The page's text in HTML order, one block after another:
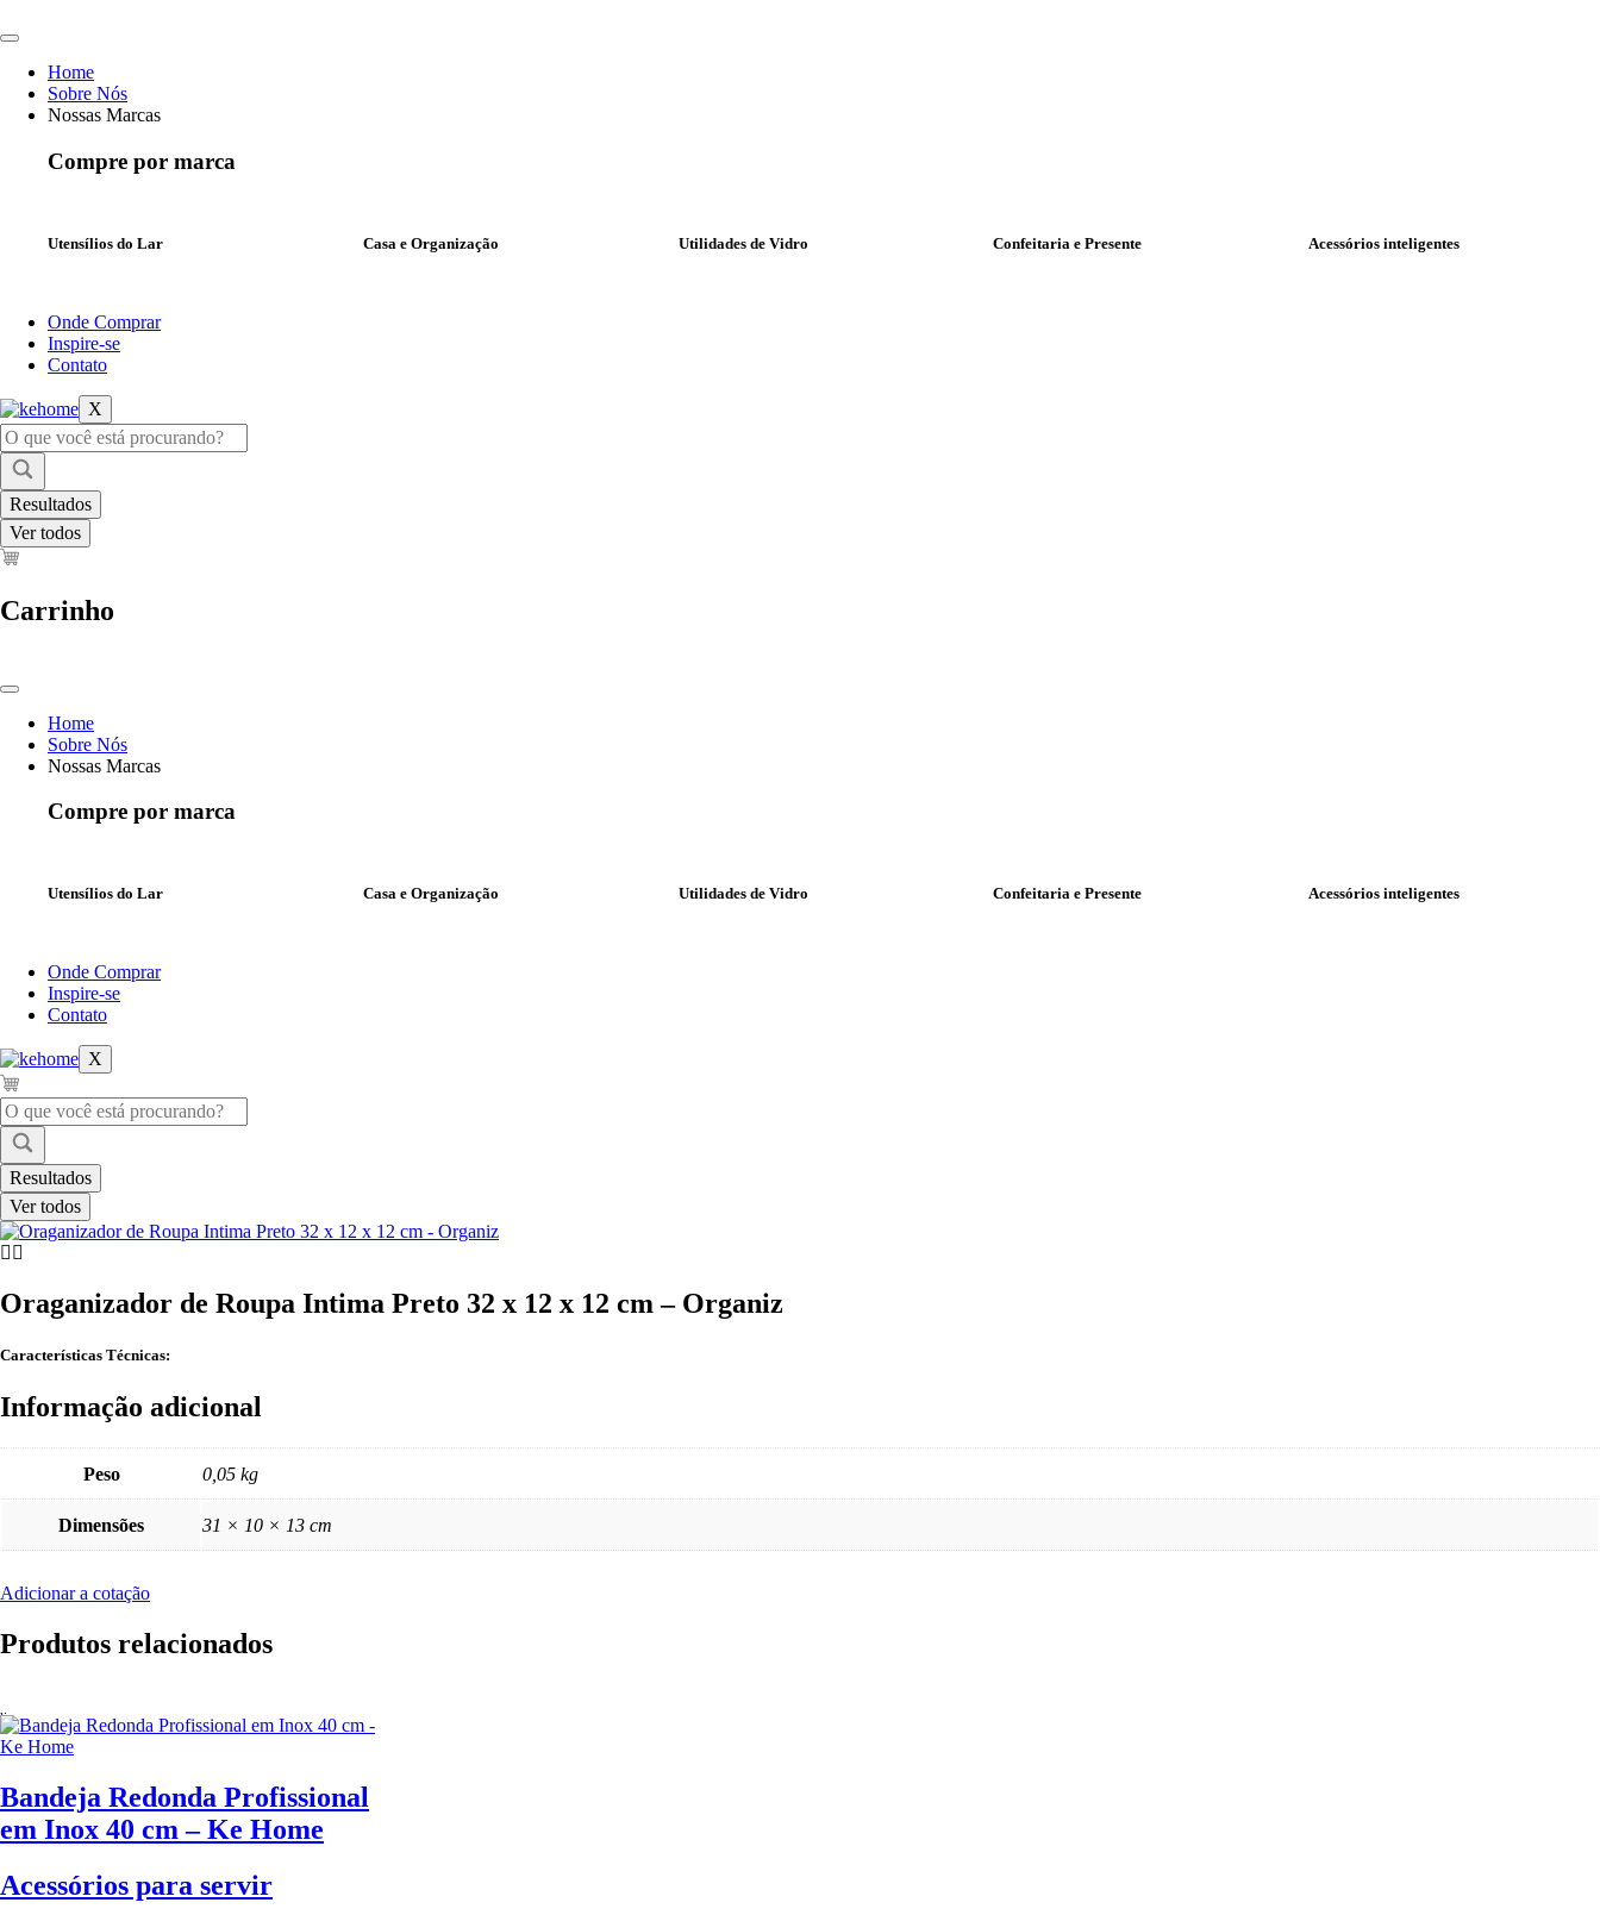
para
conteúdoHome
Sobre Nós
Nossas Marcas
Compre por marca
Utensílios do Lar Casa e Organização Utilidades de Vidro Confeitaria e Presente Acessórios inteligentes
Onde Comprar
Inspire-se
Contato
X
Pesquisar
...
Resultados
Ver todos
Carrinho
Home
Sobre Nós
Nossas Marcas
Compre por marca
Utensílios do Lar Casa e Organização Utilidades de Vidro Confeitaria e Presente Acessórios inteligentes
Onde Comprar
Inspire-se
Contato
X
Pesquisar
...
Resultados
Ver todos
Oraganizador de Roupa Intima Preto 32 x 12 x 12 cm – Organiz
Características Técnicas:
Informação adicional
Peso 0,05 kg
Dimensões 31 × 10 × 13 cm
Adicionar a cotação
Produtos relacionados
Bandeja Redonda Profissional
em Inox 40 cm – Ke Home
Acessórios para servir